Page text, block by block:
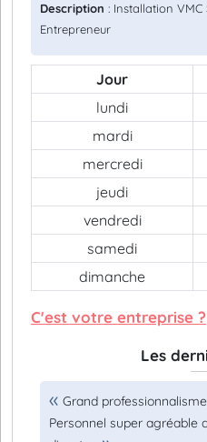
Description : Installation VMC
Entrepreneur
Jour
lundi
mardi
mercredi
jeudi
vendredi
samedi
dimanche
C'est votre entreprise ?
Les
Grand
Personnel super agréable